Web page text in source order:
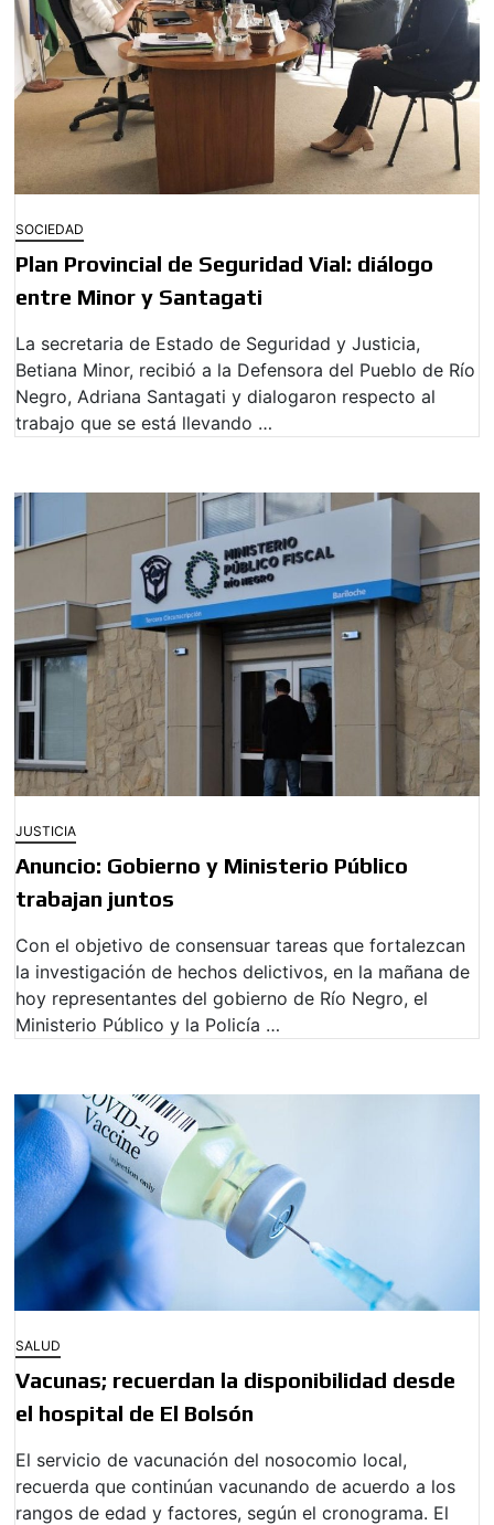
SOCIEDAD
Plan Provincial de Seguridad Vial: diálogo
entre Minor y Santagati
La secretaria de Estado de Seguridad y Justicia,
Betiana Minor, recibió a la Defensora del Pueblo de Río
Negro, Adriana Santagati y dialogaron respecto al
trabajo que se está llevando …
JUSTICIA
Anuncio: Gobierno y Ministerio Público
trabajan juntos
Con el objetivo de consensuar tareas que fortalezcan
la investigación de hechos delictivos, en la mañana de
hoy representantes del gobierno de Río Negro, el
Ministerio Público y la Policía …
SALUD
Vacunas; recuerdan la disponibilidad desde
el hospital de El Bolsón
El servicio de vacunación del nosocomio local,
recuerda que continúan vacunando de acuerdo a los
rangos de edad y factores, según el cronograma. El